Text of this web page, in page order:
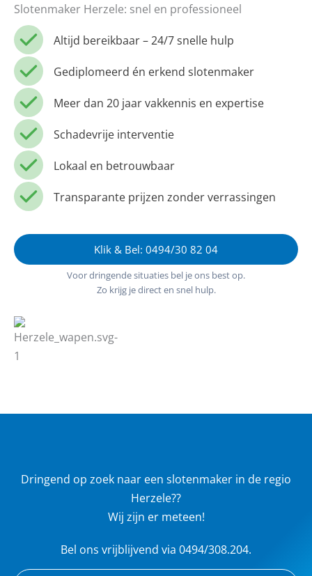
Slotenmaker Herzele: snel en professioneel
Altijd bereikbaar – 24/7 snelle hulp
Gediplomeerd én erkend slotenmaker
Meer dan 20 jaar vakkennis en expertise
Schadevrije interventie
Lokaal en betrouwbaar
Transparante prijzen zonder verrassingen
Klik & Bel: 0494/30 82 04
Voor dringende situaties bel je ons best op.
Zo krijg je direct en snel hulp.
Dringend op zoek naar een slotenmaker in de regio
Herzele??
Wij zijn er meteen!
Bel ons vrijblijvend via 0494/308.204.